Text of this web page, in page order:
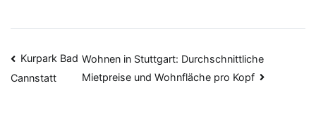
Beitragsnavigation
Kurpark Bad
Cannstatt
Wohnen in Stuttgart: Durchschnittliche
Mietpreise und Wohnfläche pro Kopf